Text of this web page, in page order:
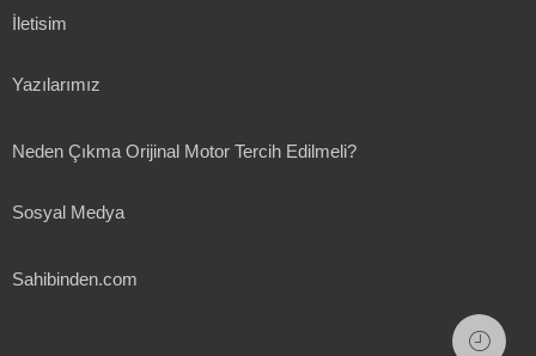
İletisim
Yazılarımız
Neden Çıkma Orijinal Motor Tercih Edilmeli?
Sosyal Medya
Sahibinden.com